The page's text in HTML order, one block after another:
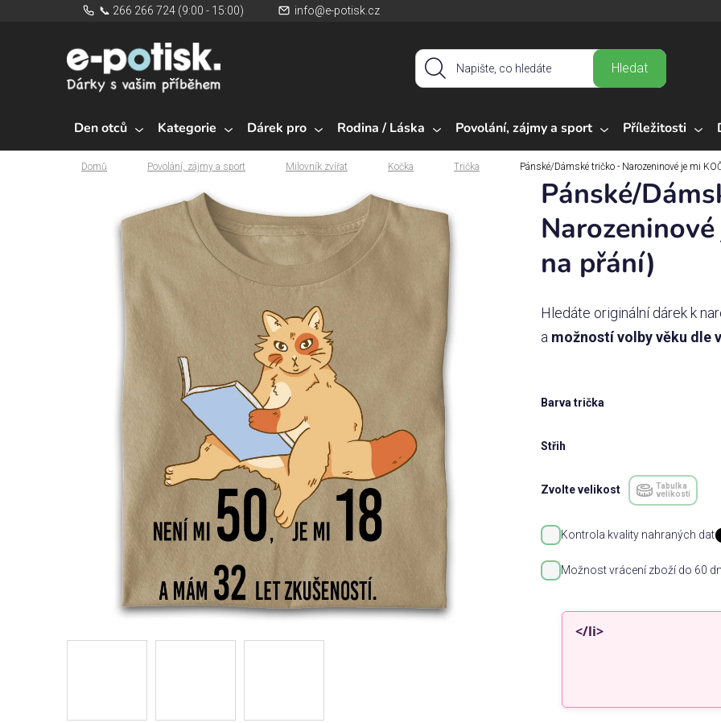
📞 266 266 724 (9:00 - 15:00) info@e-potisk.cz
Hledat
Den otců Kategorie Dárek pro Rodina / Láska Povolání, zájmy a sport Příležitosti
Domů
Domů Povolání, zájmy a sport Milovník zvířat Kočka Trička Pánské/Dámské tričko - Narozeninové je mi
Pánské/
na přání)
Hledáte originální dárek k
a možností volby věku dle
Barva trička
Střih
Zvolte velikost
Tabulka
velikostí
Kontrola kvality nahraných dat
Možnost vrácení zboží do 60